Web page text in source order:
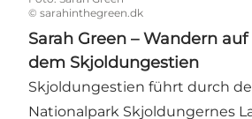
© sarahinthegreen.dk
Sarah Green – Wandern auf
dem Skjoldungestien
Skjoldungestien führt durch
Nationalpark Skjoldungernes